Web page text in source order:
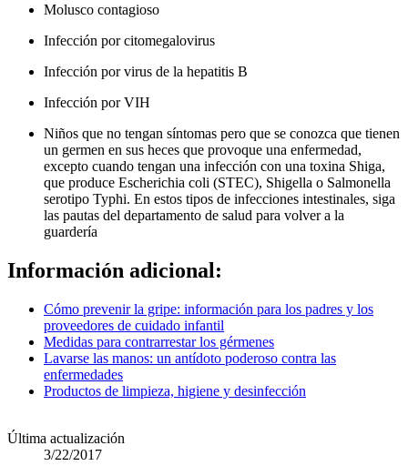
Molusco contagioso
Infección por citomegalovirus
Infección por virus de la hepatitis B
Infección por VIH
Niños que no tengan síntomas pero que se conozca que tienen
un germen en sus heces que provoque una enfermedad,
excepto cuando tengan una infección con una toxina Shiga,
que produce Escherichia coli (STEC), Shigella o Salmonella
serotipo Typhi. En estos tipos de infecciones intestinales, siga
las pautas del departamento de salud para volver a la
guardería
Información adicional:
Cómo prevenir la gripe: información para los padres y los
proveedores de cuidado infantil
Medidas para contrarrestar los gérmenes
Lavarse las manos: un antídoto poderoso contra las
enfermedades
Productos de limpieza, higiene y desinfección
Última actualización
3/22/2017